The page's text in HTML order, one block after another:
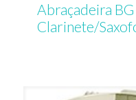
Abraçadeira BG
Clarinete/